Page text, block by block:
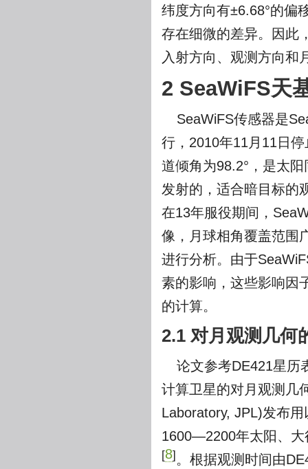
纬度方向有±6.68°的偏
存在细微的差异。因此
入射方向、观测方向和
2 SeaWiFS天
SeaWiFS传感器是
行，2010年11月11日
道倾角为98.2°，是太
发射的，适合暗目标的
在13年服役期间，
像，月球相角覆盖范围
进行分析。由于
素的影响，这些影响因
的计算。
2.1 对月观测几何
论文参考DE421星历
计算卫星的对月观测几
Laboratory, JPL)发布
1600—2200年太阳、大
[8] 。根据观测时间由